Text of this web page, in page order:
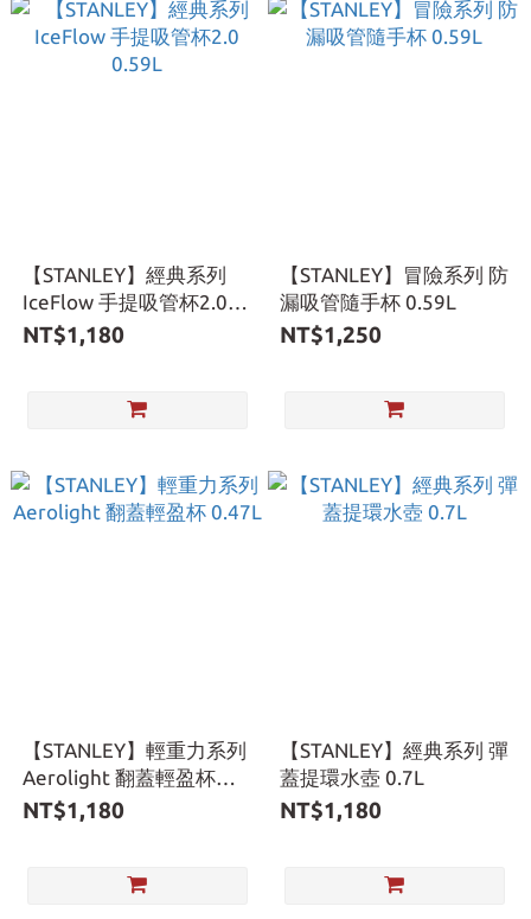
【STANLEY】經典系列
IceFlow 手提吸管杯2.0
0.59L
NT$1,180
【STANLEY】冒險系列 防
漏吸管隨手杯 0.59L
NT$1,250
【STANLEY】輕重力系列
Aerolight 翻蓋輕盈杯
0.47L
NT$1,180
【STANLEY】經典系列 彈
蓋提環水壺 0.7L
NT$1,180